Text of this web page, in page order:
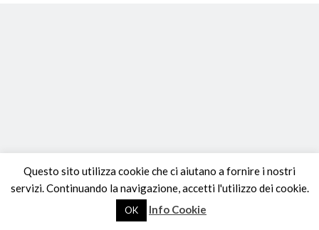
Tema WordPress Authordi Compete Themes
Questo sito utilizza cookie che ci aiutano a fornire i nostri
servizi. Continuando la navigazione, accetti l'utilizzo dei cookie.
OK Info Cookie